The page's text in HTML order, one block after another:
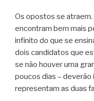
Os opostos se
encontram bem mais
infinito do que se
dois candidatos que
se não houver uma
poucos dias – deverão
representam as duas